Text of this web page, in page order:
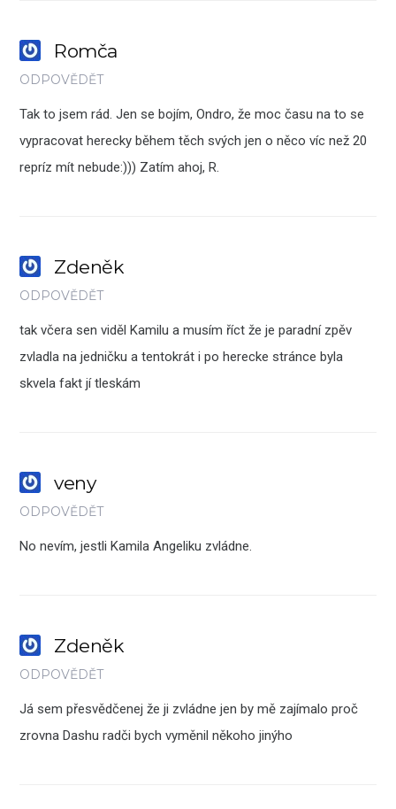
Romča
ODPOVĚDĚT
Tak to jsem rád. Jen se bojím, Ondro, že moc času na to se
vypracovat herecky během těch svých jen o něco víc než 20
repríz mít nebude:))) Zatím ahoj, R.
Zdeněk
ODPOVĚDĚT
tak včera sen viděl Kamilu a musím říct že je paradní zpěv
zvladla na jedničku a tentokrát i po herecke stránce byla
skvela fakt jí tleskám
veny
ODPOVĚDĚT
No nevím, jestli Kamila Angeliku zvládne.
Zdeněk
ODPOVĚDĚT
Já sem přesvědčenej že ji zvládne jen by mě zajímalo proč
zrovna Dashu radči bych vyměnil někoho jinýho